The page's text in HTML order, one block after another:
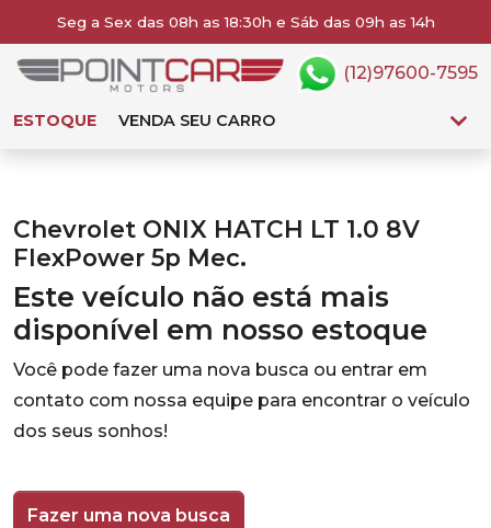
Seg a Sex das 08h as 18:30h e Sáb das 09h as 14h
ESTOQUE VENDA SEU CARRO
(12)97600-7595
Chevrolet ONIX HATCH LT 1.0 8V
FlexPower 5p Mec.
Este veículo não está mais
disponível em nosso estoque
Você pode fazer uma nova busca ou entrar em
contato com nossa equipe para encontrar o veículo
dos seus sonhos!
Fazer uma nova busca